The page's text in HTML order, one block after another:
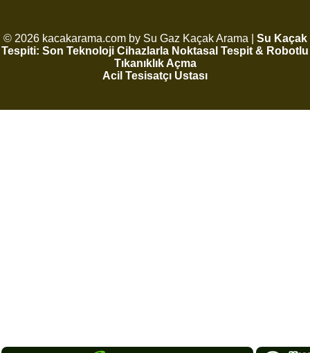
© 2026 kacakarama.com by Su Gaz Kaçak Arama | Su Kaçak
Tespiti: Son Teknoloji Cihazlarla Noktasal Tespit & Robotlu
Tıkanıklık Açma
Acil Tesisatçı Ustası